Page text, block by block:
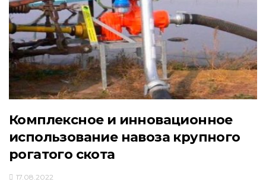
Комплексное и инновационное
использование навоза крупного
рогатого скота
17.08.2022